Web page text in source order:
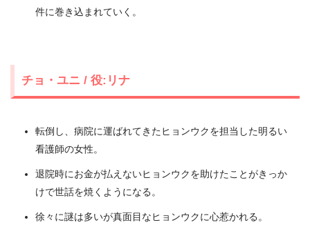
件に巻き込まれていく。
チョ・ユニ / 役:リナ
転倒し、病院に運ばれてきたヒョンウクを担当した明るい
看護師の女性。
退院時にお金が払えないヒョンウクを助けたことがきっか
けで世話を焼くようになる。
徐々に謎は多いが真面目なヒョンウクに心惹かれる。